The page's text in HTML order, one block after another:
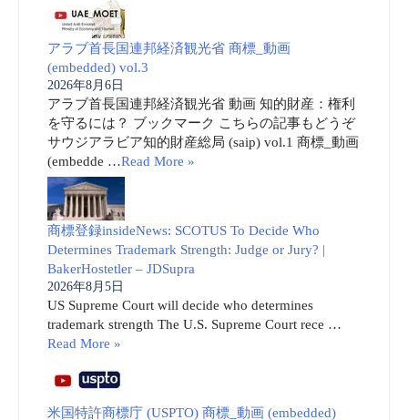
アラブ首長国連邦経済観光省 商標_動画
(embedded) vol.3
2026年8月6日
アラブ首長国連邦経済観光省 動画 知的財産：権利
を守るには？ ブックマーク こちらの記事もどうぞ
サウジアラビア知的財産総局 (saip) vol.1 商標_動画
(embedde …Read More »
商標登録insideNews: SCOTUS To Decide Who
Determines Trademark Strength: Judge or Jury? |
BakerHostetler – JDSupra
2026年8月5日
US Supreme Court will decide who determines
trademark strength The U.S. Supreme Court rece …
Read More »
米国特許商標庁 (USPTO) 商標_動画 (embedded)